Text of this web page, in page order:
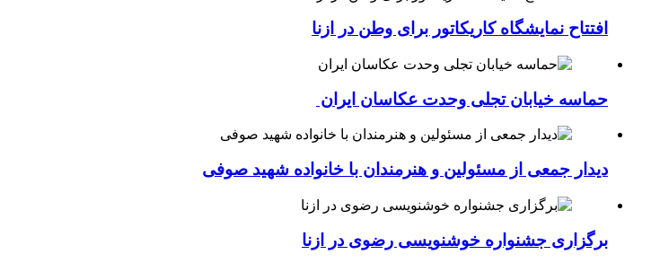
افتتاح نمایشگاه کاریکاتور برای وطن در ازنا
حماسه خیابان تجلی وحدت عکاسان ایران
دیدار جمعی از مسئولین و هنرمندان با خانواده شهید صوفی
برگزاری جشنواره خوشنویسی رضوی در ازنا